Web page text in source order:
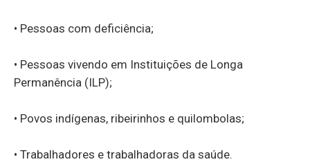
• Pessoas com deficiência;
• Pessoas vivendo em Instituições de Longa
Permanência (ILP);
• Povos indígenas, ribeirinhos e quilombolas;
• Trabalhadores e trabalhadoras da saúde.